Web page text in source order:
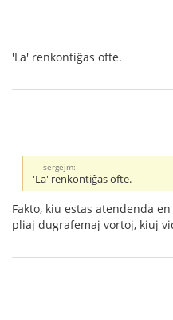
'La' renkontiĝas ofte.
sergejm:
'La' renkontiĝas ofte.
Fakto, kiu estas atendenda
pliaj dugrafemaj vortoj, kiuj